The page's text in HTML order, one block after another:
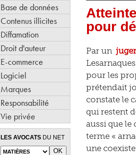
Base de données
Contenus illicites
Diffamation
Droit d'auteur
E-commerce
Logiciel
Marques
Responsabilité
Vie privée
LES AVOCATS DU NET
pour
Par un
pour les
prétendait
constate le
qui restent
aussi que
terme «
une